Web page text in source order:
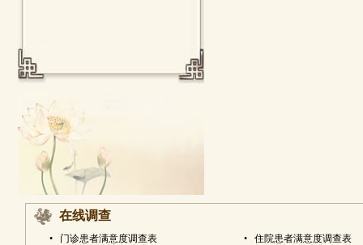
在线调查
• 门诊患者满意度调查表 • 住院患者满意度调查表